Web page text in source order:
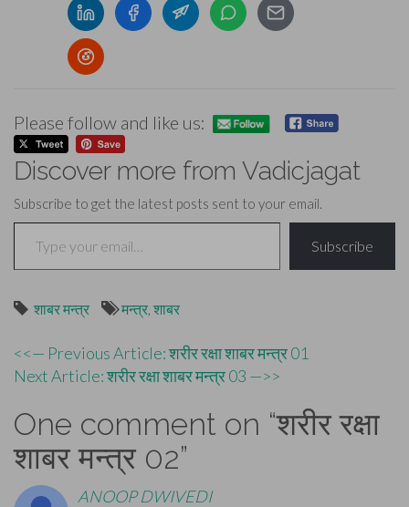
Please follow and like us:
Discover more from Vadicjagat
Subscribe to get the latest posts sent to your email.
Type your email…
Subscribe
शाबर मन्त्र मन्त्र शाबर
Post
navigation
<<— Previous Article: शरीर रक्षा शाबर मन्त्र 01
Next Article: शरीर रक्षा शाबर मन्त्र 03 —>>
One comment on “शरीर रक्षा
शाबर मन्त्र 02”
ANOOP DWIVEDI